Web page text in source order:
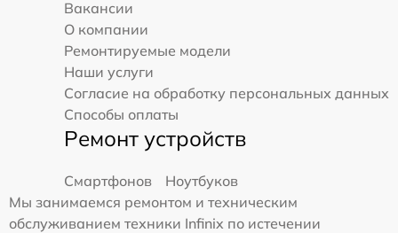
Вакансии
О компании
Ремонтируемые модели
Наши услуги
Согласие на обработку персональных данных
Способы оплаты
Ремонт устройств
Смартфонов
Ноутбуков
Мы занимаемся ремонтом и техническим
обслуживанием техники Infinix по истечении